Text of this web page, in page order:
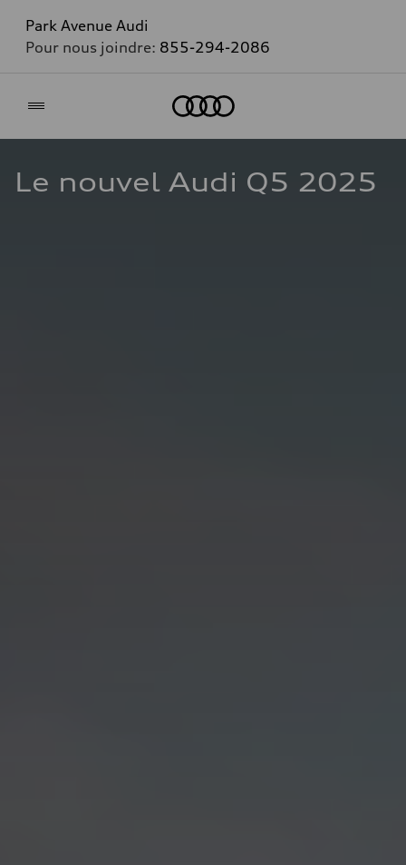
Park Avenue Audi
Pour nous joindre: 855-294-2086
Le nouvel Audi Q5 2025